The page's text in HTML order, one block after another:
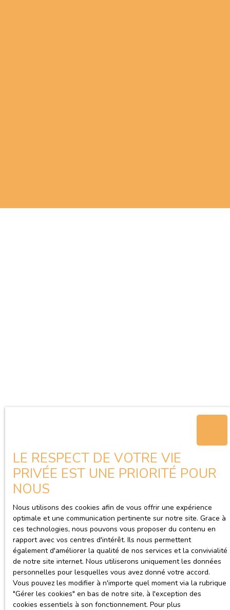
LE RESPECT DE VOTRE VIE
PRIVÉE EST UNE PRIORITÉ POUR
NOUS
Nous utilisons des cookies afin de vous offrir une expérience
optimale et une communication pertinente sur notre site. Grace à
ces technologies, nous pouvons vous proposer du contenu en
rapport avec vos centres d'intérêt. Ils nous permettent
également d'améliorer la qualité de nos services et la convivialité
de notre site internet. Nous utiliserons uniquement les données
personnelles pour lesquelles vous avez donné votre accord.
Vous pouvez les modifier à n'importe quel moment via la rubrique
″Gérer les cookies″ en bas de notre site, à l'exception des
cookies essentiels à son fonctionnement. Pour plus